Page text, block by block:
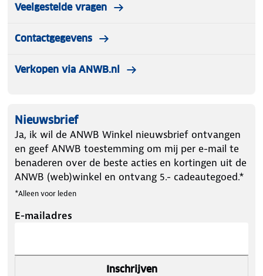
Veelgestelde vragen
Contactgegevens
Verkopen via ANWB.nl
Nieuwsbrief
Ja, ik wil de ANWB Winkel nieuwsbrief ontvangen
en geef ANWB toestemming om mij per e-mail te
benaderen over de beste acties en kortingen uit de
ANWB (web)winkel en ontvang 5.- cadeautegoed.*
*Alleen voor leden
E-mailadres
Inschrijven